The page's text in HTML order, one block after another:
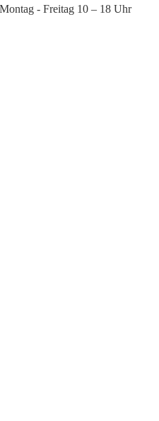
- Freitag 10 – 18 Uhr